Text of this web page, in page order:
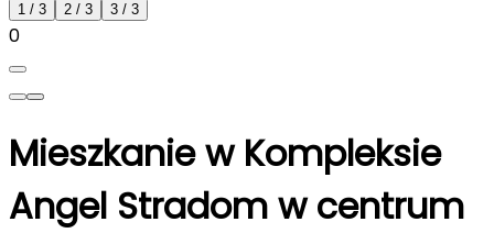
1 / 3 2 / 3 3 / 3
0
Mieszkanie w Kompleksie
Angel Stradom w centrum